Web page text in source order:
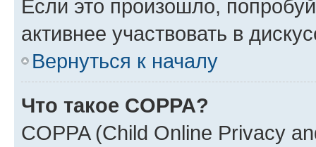
Если это произошло,
активнее участвовать в
Вернуться к началу
Что такое COPPA?
COPPA (Child Online Privacy